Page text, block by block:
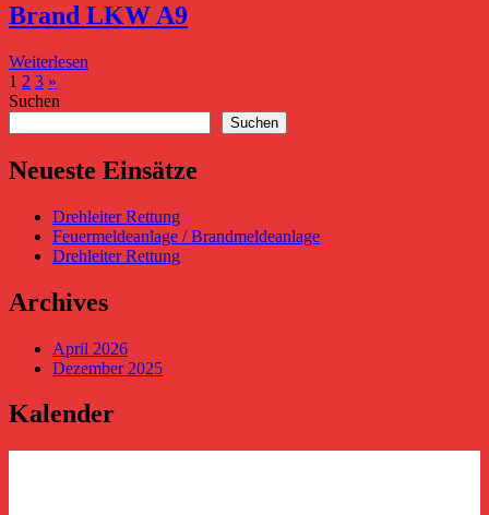
Brand LKW A9
Weiterlesen
Seitennummerierung
der
Beiträge
1 2 3 Nächste
Beiträge
»
Suchen
Suchen
Neueste Einsätze
Drehleiter Rettung
Feuermeldeanlage / Brandmeldeanlage
Drehleiter Rettung
Archives
April 2026
Dezember 2025
Kalender